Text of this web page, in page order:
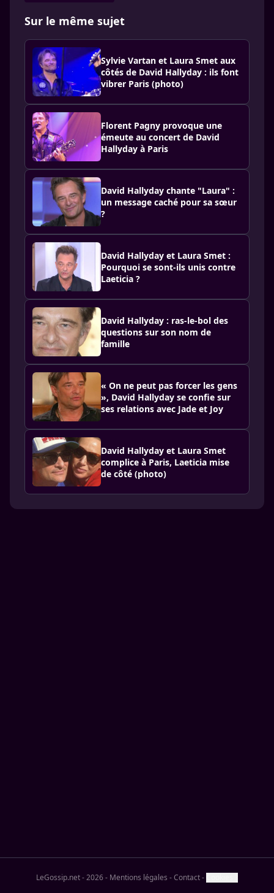
Sur le même sujet
Sylvie Vartan et Laura Smet aux
côtés de David Hallyday : ils font
vibrer Paris (photo)
Florent Pagny provoque une
émeute au concert de David
Hallyday à Paris
David Hallyday chante "Laura" :
un message caché pour sa sœur
?
David Hallyday et Laura Smet :
Pourquoi se sont-ils unis contre
Laeticia ?
David Hallyday : ras-le-bol des
questions sur son nom de
famille
« On ne peut pas forcer les gens
», David Hallyday se confie sur
ses relations avec Jade et Joy
David Hallyday et Laura Smet
complice à Paris, Laeticia mise
de côté (photo)
LeGossip.net - 2026- Mentions légales -Contact-